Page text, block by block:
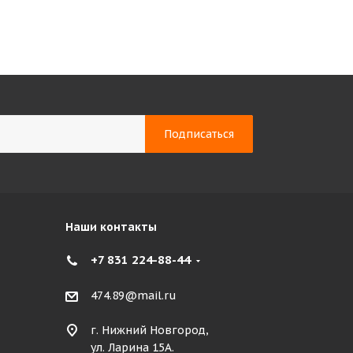
Наши контакты
+7 831 224-88-44
474.89@mail.ru
г. Нижний Новгород,
ул. Ларина 15А.